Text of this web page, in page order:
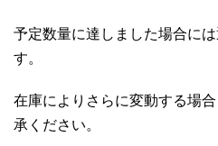
予定数量に達しました場合に
す。
在庫によりさらに変動する場
承ください。